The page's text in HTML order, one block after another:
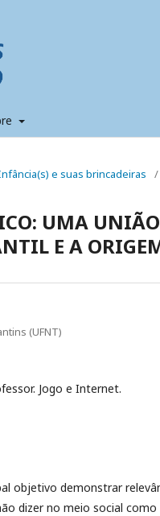
e suas brincadeiras /
UMA
E A
(UFNT)
Jogo e Internet.
objetivo demonstrar
dizer no meio social como